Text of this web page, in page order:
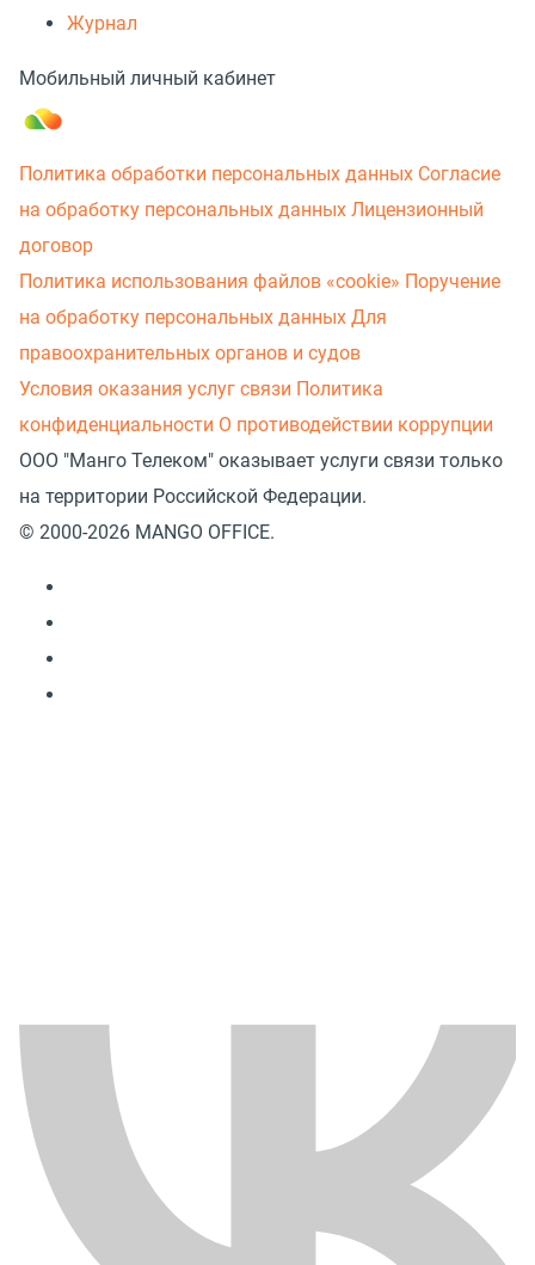
Журнал
Мобильный личный кабинет
Политика обработки персональных данных Согласие
на обработку персональных данных Лицензионный
договор
Политика использования файлов «cookie» Поручение
на обработку персональных данных Для
правоохранительных органов и судов
Условия оказания услуг связи Политика
конфиденциальности О противодействии коррупции
ООО "Манго Телеком" оказывает услуги связи только
на территории Российской Федерации.
© 2000-2026 MANGO OFFICE.